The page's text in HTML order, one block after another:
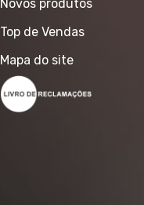
Novos produtos
Top de Vendas
Mapa do site